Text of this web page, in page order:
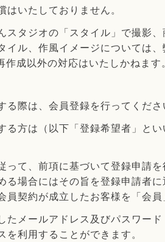
いたしておりません。
タジオの「スタイル」で撮影
イル、作風イメージについては
成以外の対応はいたしかねます。
際は、会員登録を行ってくださ
方は（以下「登録希望者」と
て、前項に基づいて登録申請
る場合にはその旨を登録申請者
契約が成立したお客様を「会員
メールアドレス及びパスワー
利用することができます。